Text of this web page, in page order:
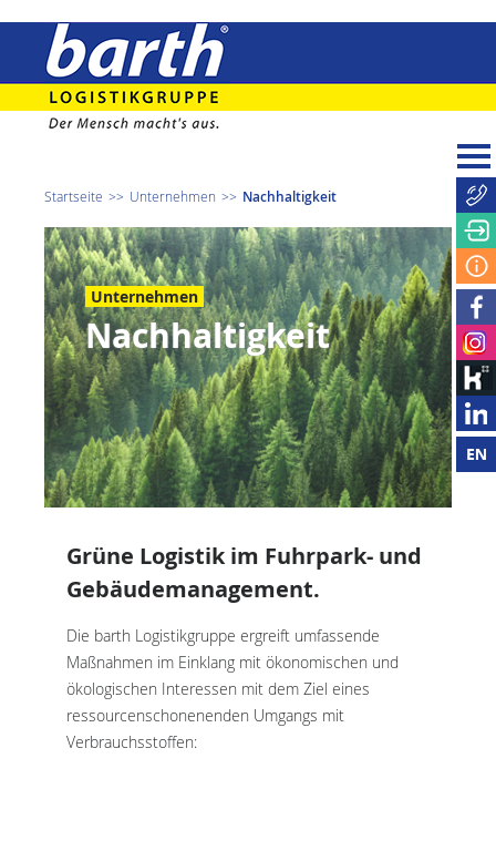
Startseite Unternehmen Nachhaltigkeit
Unternehmen
Nachhaltigkeit
Grüne Logistik im Fuhrpark- und
Gebäudemanagement.
Die barth Logistikgruppe ergreift umfassende
Maßnahmen im Einklang mit ökonomischen und
ökologischen Interessen mit dem Ziel eines
ressourcenschonenenden Umgangs mit
Verbrauchsstoffen: